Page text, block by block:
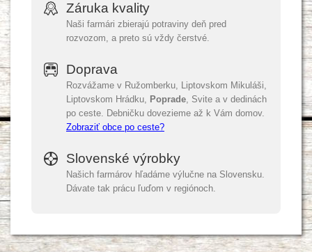
Záruka kvality
Naši farmári zbierajú potraviny deň pred
rozvozom, a preto sú vždy čerstvé.
Doprava
Rozvážame v Ružomberku, Liptovskom Mikuláši,
Liptovskom Hrádku, Poprade, Svite a v dedinách
po ceste. Debničku dovezieme až k Vám domov.
Zobraziť obce po ceste?
Slovenské výrobky
Našich farmárov hľadáme výlučne na Slovensku.
Dávate tak prácu ľuďom v regiónoch.